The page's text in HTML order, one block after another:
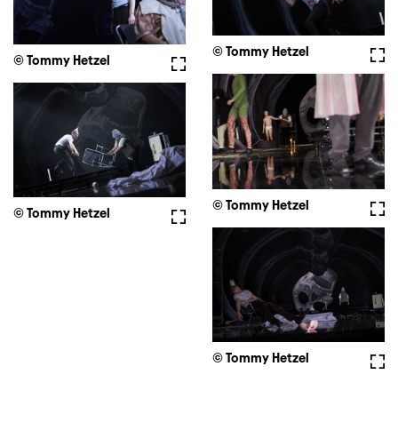
© Tommy Hetzel
Fullscreen
© Tommy Hetzel
© Tommy Hetzel
Fullscreen
© Tommy Hetzel
© Tommy Hetzel